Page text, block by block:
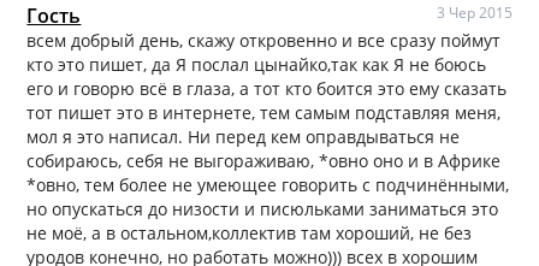
Гость 3 Чер 2015
всем добрый день, скажу откровенно и все сразу поймут
кто это пишет, да Я послал цынайко,так как Я не боюсь
его и говорю всё в глаза, а тот кто боится это ему сказать
тот пишет это в интернете, тем самым подставляя меня,
мол я это написал. Ни перед кем оправдываться не
собираюсь, себя не выгораживаю, *овно оно и в Африке
*овно, тем более не умеющее говорить с подчинёнными,
но опускаться до низости и писюльками заниматься это
не моё, а в остальном,коллектив там хороший, не без
уродов конечно, но работать можно))) всех в хорошим